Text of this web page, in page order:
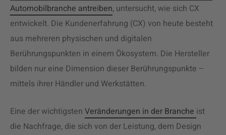
Automobilbranche antreiben, untersucht, wie sich CX
entwickelt. Die Kundenerfahrung (CX) von heute besteht
aus mehreren physischen und digitalen
Berührungspunkten in einem Ökosystem. Die Hersteller
bilden nur eine Dimension dieser Berührungspunkte –
mittels ihrer Händler und Werkstätten.
Eine der wichtigsten Veränderungen in der Branche ist
die Nachfrage, die sich von der Leistung, dem Design